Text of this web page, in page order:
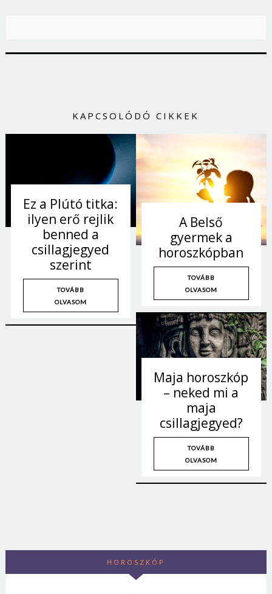
KAPCSOLÓDÓ CIKKEK
Ez a Plútó titka:
ilyen erő rejlik
benned a
csillagjegyed
szerint
TOVÁBB
OLVASOM
A Belső
gyermek a
horoszkópban
TOVÁBB
OLVASOM
Maja horoszkóp
– neked mi a
maja
csillagjegyed?
TOVÁBB
OLVASOM
HOROSZKÓP